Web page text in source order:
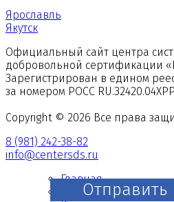
Отправить
Ярославль
Якутск
Официальный сайт центра
добровольной сертификации
Зарегистрирован в едином
за номером РОСС
Copyright © 2026 Все права
8 (981) 242-38-82
info@centersds.ru
Главная
О нас